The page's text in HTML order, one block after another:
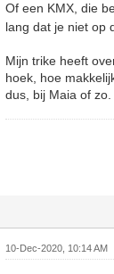
Of een KMX, die
lang dat je niet op
Mijn trike heeft
hoek, hoe
dus, bij Maia of zo.
10-Dec-2020, 10:14 AM